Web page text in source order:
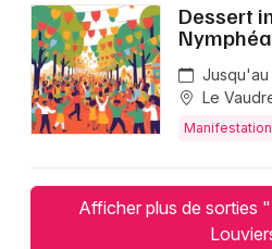
Dessert
Jusqu'au
Le
Afficher plus de sorties